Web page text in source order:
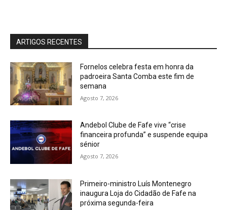
ARTIGOS RECENTES
Fornelos celebra festa em honra da
padroeira Santa Comba este fim de
semana
Agosto 7, 2026
Andebol Clube de Fafe vive “crise
financeira profunda” e suspende equipa
sénior
Agosto 7, 2026
Primeiro-ministro Luís Montenegro
inaugura Loja do Cidadão de Fafe na
próxima segunda-feira